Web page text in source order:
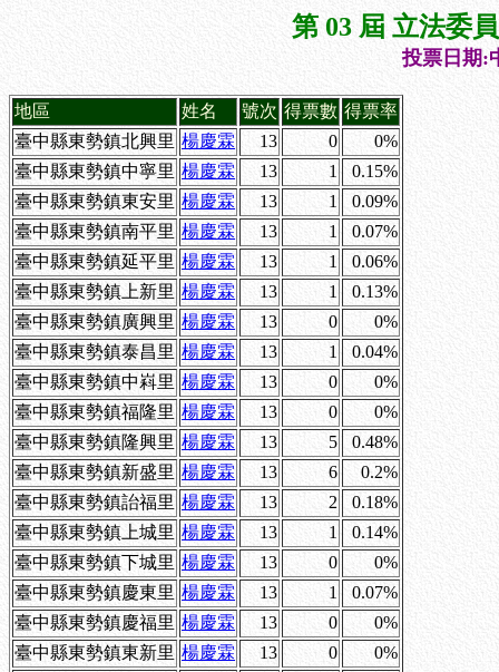
第 03 屆 立法委
投票日期:
地區 姓名 號次 得票數 得票率
臺中縣東勢鎮北興里 楊慶霖 13 0
0%
臺中縣東勢鎮中寧里 楊慶霖 13 1
0.15%
臺中縣東勢鎮東安里 楊慶霖 13 1
0.09%
臺中縣東勢鎮南平里 楊慶霖 13 1
0.07%
臺中縣東勢鎮延平里 楊慶霖 13 1
0.06%
臺中縣東勢鎮上新里 楊慶霖 13 1
0.13%
臺中縣東勢鎮廣興里 楊慶霖 13 0
0%
臺中縣東勢鎮泰昌里 楊慶霖 13 1
0.04%
臺中縣東勢鎮中嵙里 楊慶霖 13 0
0%
臺中縣東勢鎮福隆里 楊慶霖 13 0
0%
臺中縣東勢鎮隆興里 楊慶霖 13 5
0.48%
臺中縣東勢鎮新盛里 楊慶霖 13 6
0.2%
臺中縣東勢鎮詒福里 楊慶霖 13 2
0.18%
臺中縣東勢鎮上城里 楊慶霖 13 1
0.14%
臺中縣東勢鎮下城里 楊慶霖 13 0
0%
臺中縣東勢鎮慶東里 楊慶霖 13 1
0.07%
臺中縣東勢鎮慶福里 楊慶霖 13 0
0%
臺中縣東勢鎮東新里 楊慶霖 13 0
0%